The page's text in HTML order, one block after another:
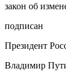
закон об
подписан
Президент
Владимир